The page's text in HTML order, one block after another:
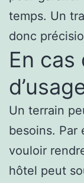
temps. Un
donc
En
Un terrain
besoins.
vouloir
hôtel peut